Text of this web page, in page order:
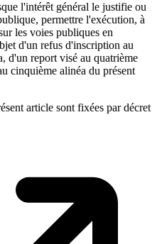
l'intérêt général le justifie ou
permettre l'exécution, à
les voies publiques en
d'un refus d'inscription au
d'un report visé au quatrième
cinquième alinéa du présent
article sont fixées par décret